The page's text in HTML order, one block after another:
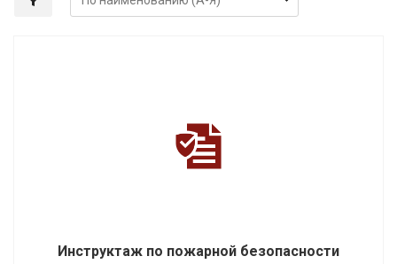
Инструктаж по пожарной безопасности